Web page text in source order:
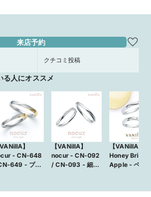
来店予約
クチコミ投稿
る人にオススメ
VANillA】
- CN-648
649 - プラ
ションリング
【VANillA】
nocur - CN-092
/ CN-093 - 細身
【VANillA広島
【VANillA】
Honey Bride -
Apple - ペア
【VANillA広島